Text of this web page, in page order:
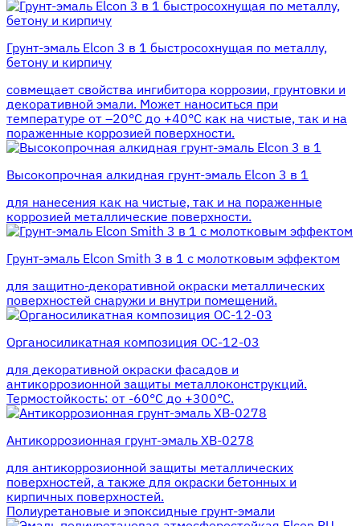
Грунт-эмаль Elcon 3 в 1 быстросохнущая по металлу,
бетону и кирпичу
совмещает свойства ингибитора коррозии, грунтовки и
декоративной эмали. Может наноситься при
температуре от –20°С до +40°С как на чистые, так и на
пораженные коррозией поверхности.
Высокопрочная алкидная грунт-эмаль Elcon 3 в 1
для нанесения как на чистые, так и на пораженные
коррозией металлические поверхности.
Грунт-эмаль Elcon Smith 3 в 1 с молотковым эффектом
для защитно-декоративной окраски металлических
поверхностей снаружи и внутри помещений.
Органосиликатная композиция ОС-12-03
для декоративной окраски фасадов и
антикоррозионной защиты металлоконструкций.
Термостойкость: от -60°С до +300°С.
Антикоррозионная грунт-эмаль ХВ-0278
для антикоррозионной защиты металлических
поверхностей, а также для окраски бетонных и
кирпичных поверхностей.
Полиуретановые и эпоксидные грунт-эмали